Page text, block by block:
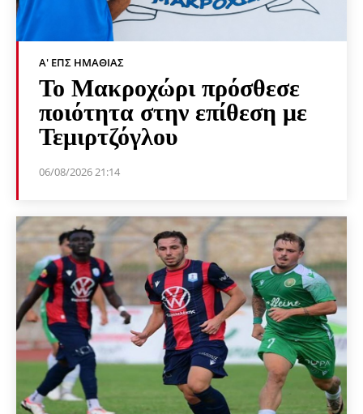
Α' ΕΠΣ ΗΜΑΘΊΑΣ
Το Μακροχώρι πρόσθεσε
ποιότητα στην επίθεση με
Τεμιρτζόγλου
06/08/2026 21:14